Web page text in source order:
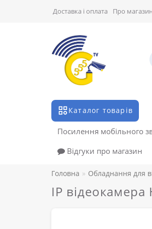
Доставка і оплата Про магазин
Каталог товарів
Посилення мобільного
Відгуки про магазин
Головна Обладнання для
IP